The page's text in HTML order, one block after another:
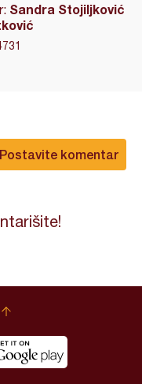
Sandra Stojiljković
Postavite komentar